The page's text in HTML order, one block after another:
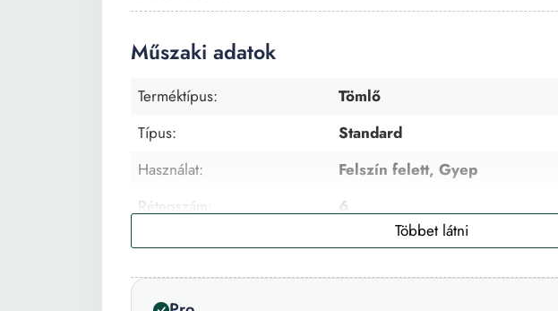
Műszaki adatok
Terméktípus:
Tömlő
Típus:
Standard
Használat:
Felszín felett, Gyep
Rétegszám:
6
Üzemi nyomás:
30 bar
Szín:
Fekete Kék